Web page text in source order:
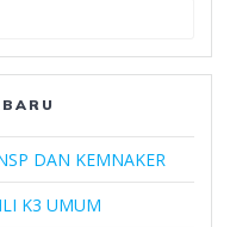
DAN KEMNAKER
K3 UMUM